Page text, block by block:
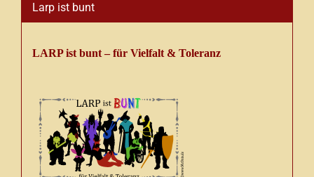
Larp ist bunt
LARP ist bunt – für Vielfalt & Toleranz